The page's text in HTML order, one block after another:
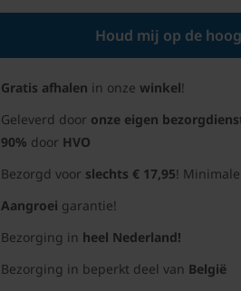
Houd mij op de
Gratis afhalen in onze winkel!
Geleverd door onze eigen
90% door HVO
Bezorgd voor slechts € 17,95!
Aangroei garantie!
Bezorging in heel Nederland!
Bezorging in beperkt deel van België